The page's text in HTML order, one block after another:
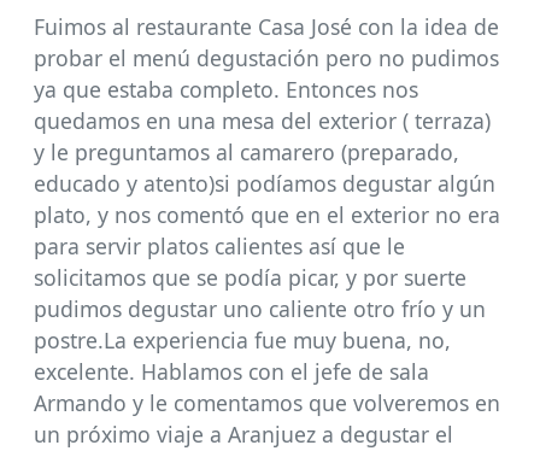
Fuimos al restaurante Casa José con la idea de
probar el menú degustación pero no pudimos
ya que estaba completo. Entonces nos
quedamos en una mesa del exterior ( terraza)
y le preguntamos al camarero (preparado,
educado y atento)si podíamos degustar algún
plato, y nos comentó que en el exterior no era
para servir platos calientes así que le
solicitamos que se podía picar, y por suerte
pudimos degustar uno caliente otro frío y un
postre.La experiencia fue muy buena, no,
excelente. Hablamos con el jefe de sala
Armando y le comentamos que volveremos en
un próximo viaje a Aranjuez a degustar el